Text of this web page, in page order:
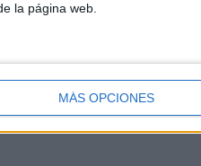
la página web.
MÁS OPCIONES
del sector